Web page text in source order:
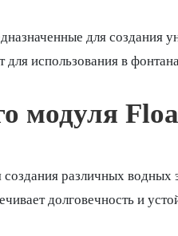
для создания
использования в
модуля
различных водных
долговечность и